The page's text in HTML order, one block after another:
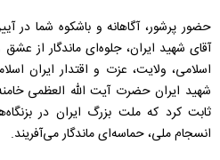
حضور پرشور، آگاهانه و باشکوه شما در
آقای شهید ایران، جلوه‌ای ماندگار از
اسلامی، ولایت، عزت و اقتدار ایران
شهید ایران حضرت آیت الله العظمی
ثابت کرد که ملت بزرگ ایران در
انسجام ملی، حماسه‌ای ماندگار می‌آفریند.